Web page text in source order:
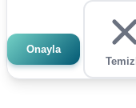
Onayla